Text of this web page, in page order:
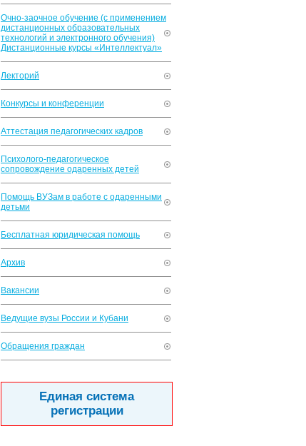
Очно-заочное обучение (с применением
дистанционных образовательных
технологий и электронного обучения)
Дистанционные курсы «Интеллектуал»
Лекторий
Конкурсы и конференции
Аттестация педагогических кадров
Психолого-педагогическое
сопровождение одаренных детей
Помощь ВУЗам в работе с одаренными
детьми
Бесплатная юридическая помощь
Архив
Вакансии
Ведущие вузы России и Кубани
Обращения граждан
Единая система
регистрации